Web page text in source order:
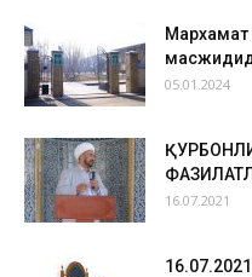
Мархамат
05.01.2024
16.07.2021